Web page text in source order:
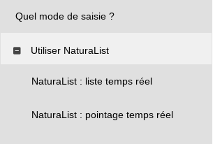
Quel mode de saisie ?
Utiliser NaturaList
NaturaList : liste temps réel
NaturaList : pointage temps réel